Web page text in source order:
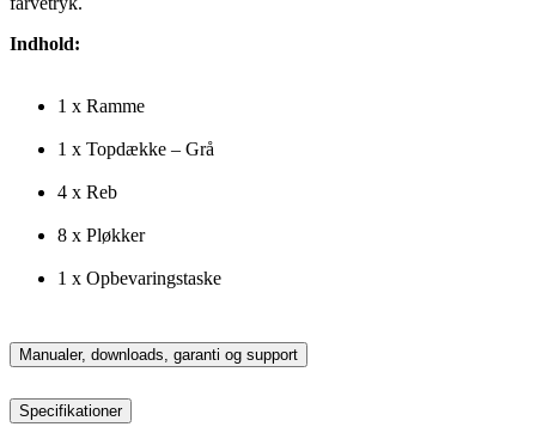
Indhold:
1 x Ramme
1 x Topdække – Grå
4 x Reb
8 x Pløkker
1 x Opbevaringstaske
Manualer, downloads, garanti og support
Specifikationer